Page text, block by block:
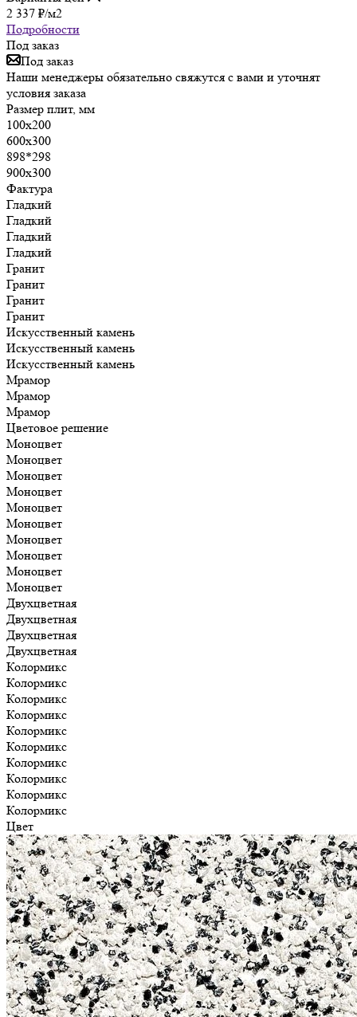
2 337 ₽/м2
Подробности
Под заказ
Под заказ
Наши менеджеры обязательно свяжутся с вами и уточнят
условия заказа
Размер плит, мм
100х200
600х300
898*298
900х300
Фактура
Гладкий
Гладкий
Гладкий
Гладкий
Гранит
Гранит
Гранит
Гранит
Искусственный камень
Искусственный камень
Искусственный камень
Мрамор
Мрамор
Мрамор
Цветовое решение
Моноцвет
Моноцвет
Моноцвет
Моноцвет
Моноцвет
Моноцвет
Моноцвет
Моноцвет
Моноцвет
Моноцвет
Двухцветная
Двухцветная
Двухцветная
Двухцветная
Колормикс
Колормикс
Колормикс
Колормикс
Колормикс
Колормикс
Колормикс
Колормикс
Колормикс
Колормикс
Цвет